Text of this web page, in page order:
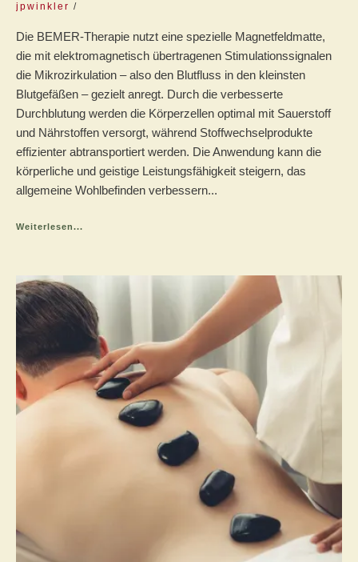
jpwinkler
Die BEMER‑Therapie nutzt eine spezielle Magnetfeldmatte,
die mit elektromagnetisch übertragenen Stimulationssignalen
die Mikrozirkulation – also den Blutfluss in den kleinsten
Blutgefäßen – gezielt anregt. Durch die verbesserte
Durchblutung werden die Körperzellen optimal mit Sauerstoff
und Nährstoffen versorgt, während Stoffwechselprodukte
effizienter abtransportiert werden. Die Anwendung kann die
körperliche und geistige Leistungsfähigkeit steigern, das
allgemeine Wohlbefinden verbessern...
Weiterlesen...